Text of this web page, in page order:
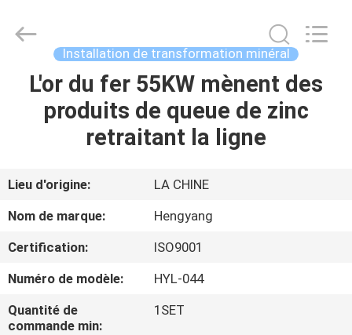
MAISON
PRODUITS
AU
SUJET
DE
VISITE
Zhengzhou
Hengyang
Installation de transformation minéral
L'or du fer 55KW mènent des
produits de queue de zinc
retraitant la ligne
Lieu d'origine:
LA CHINE
Nom de marque:
Hengyang
Certification:
ISO9001
Numéro de modèle:
HYL-044
Quantité de
commande min:
1SET